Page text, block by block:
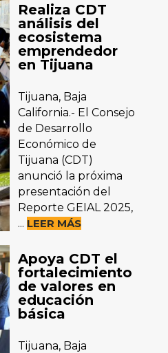
Realiza CDT
análisis del
ecosistema
emprendedor
en Tijuana
Tijuana, Baja
California.- El Consejo
de Desarrollo
Económico de
Tijuana (CDT)
anunció la próxima
presentación del
Reporte GEIAL 2025,
... LEER MÁS
Apoya CDT el
fortalecimiento
de valores en
educación
básica
Tijuana, Baja